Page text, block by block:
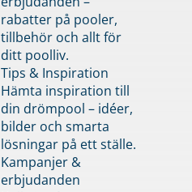
rabatter på pooler,
tillbehör och allt för
ditt poolliv.
Tips & Inspiration
Hämta inspiration till
din drömpool – idéer,
bilder och smarta
lösningar på ett ställe.
Kampanjer &
erbjudanden